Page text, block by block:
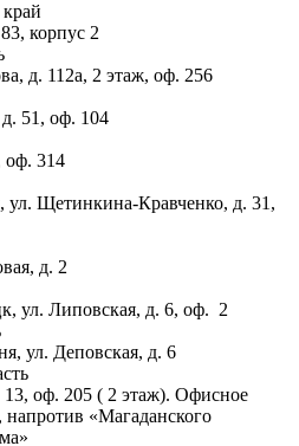
корпус 2
д. 112а, 2 этаж, оф. 256
51, оф. 104
оф. 314
ул. Щетинкина-Кравченко, д. 31,
д. 2
ул. Липовская, д. 6, оф. 2
ул. Деповская, д. 6
13, оф. 205 ( 2 этаж). Офисное
напротив «Магаданского